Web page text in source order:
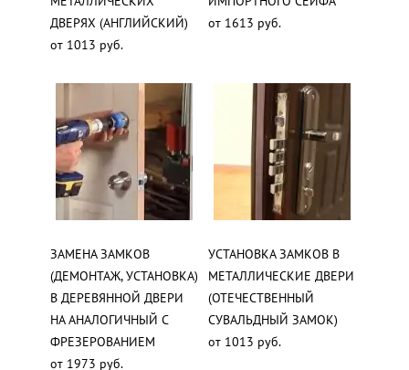
ДВЕРЯХ (АНГЛИЙСКИЙ)
от 1013 руб.
от 1613 руб.
ЗАМЕНА ЗАМКОВ
(ДЕМОНТАЖ, УСТАНОВКА)
В ДЕРЕВЯННОЙ ДВЕРИ
НА АНАЛОГИЧНЫЙ С
ФРЕЗЕРОВАНИЕМ
от 1973 руб.
УСТАНОВКА ЗАМКОВ В
МЕТАЛЛИЧЕСКИЕ ДВЕРИ
(ОТЕЧЕСТВЕННЫЙ
СУВАЛЬДНЫЙ ЗАМОК)
от 1013 руб.